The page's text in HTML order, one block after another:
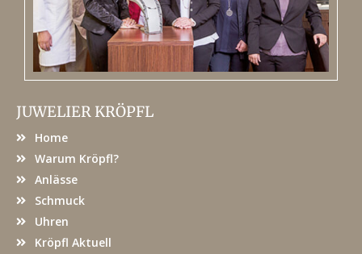
JUWELIER KRÖPFL
Home
Warum Kröpfl?
Anlässe
Schmuck
Uhren
Kröpfl Aktuell